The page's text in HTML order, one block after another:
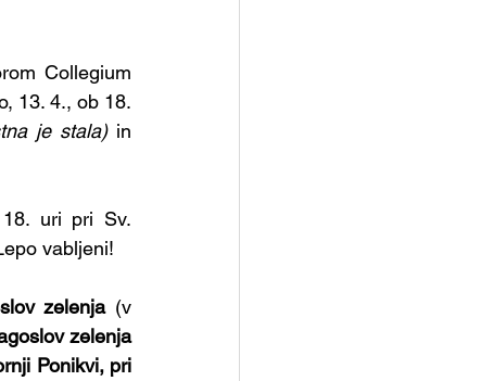
Collegium
13. 4., ob 18.
je stala) in
uri pri Sv.
vabljeni!
zelenja (v
zelenja
Ponikvi, pri